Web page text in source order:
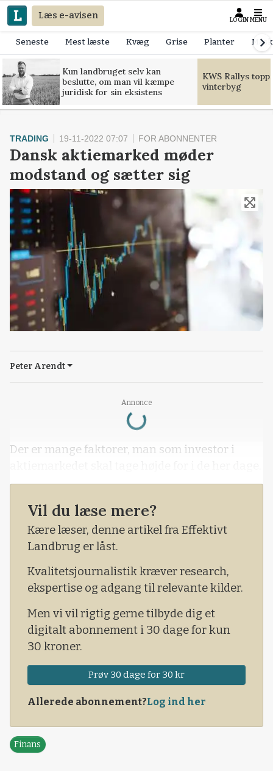
Læs e-avisen LOGIN MENU
Seneste Mest læste Kvæg Grise Planter
Kun landbruget selv kan
beslutte, om man vil kæmpe
juridisk for sin eksistens
KWS Rallys
vinterbyg
Annonce
Loading...
TRADING 19-11-2022 07:07 FOR ABONNENTER
Dansk aktiemarked møder
modstand og sætter sig
Peter Arendt
Der er mange faktorer, man som investor i
Vil du læse mere?
Kære læser, denne artikel fra Effektivt
Landbrug er låst.
Kvalitetsjournalistik kræver research,
ekspertise og adgang til relevante kilder.
Men vi vil rigtig gerne tilbyde dig et
digitalt abonnement i 30 dage for kun
30 kroner.
Prøv 30 dage for 30 kr
Allerede abonnement?Log ind her
Finans